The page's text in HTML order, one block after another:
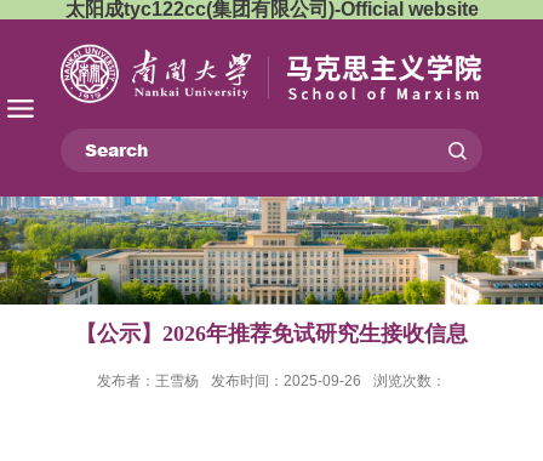
太阳成tyc122cc(集团有限公司)-Official website
【公示】2026年推荐免试研究生接收信息
发布者：王雪杨 发布时间：2025-09-26 浏览次数：